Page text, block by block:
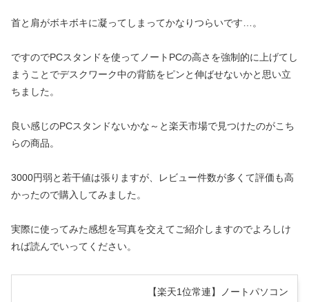
首と肩がボキボキに凝ってしまってかなりつらいです…。
ですのでPCスタンドを使ってノートPCの高さを強制的に上げてし
まうことでデスクワーク中の背筋をピンと伸ばせないかと思い立
ちました。
良い感じのPCスタンドないかな～と楽天市場で見つけたのがこち
らの商品。
3000円弱と若干値は張りますが、レビュー件数が多くて評価も高
かったので購入してみました。
実際に使ってみた感想を写真を交えてご紹介しますのでよろしけ
れば読んでいってください。
【楽天1位常連】ノートパソコン